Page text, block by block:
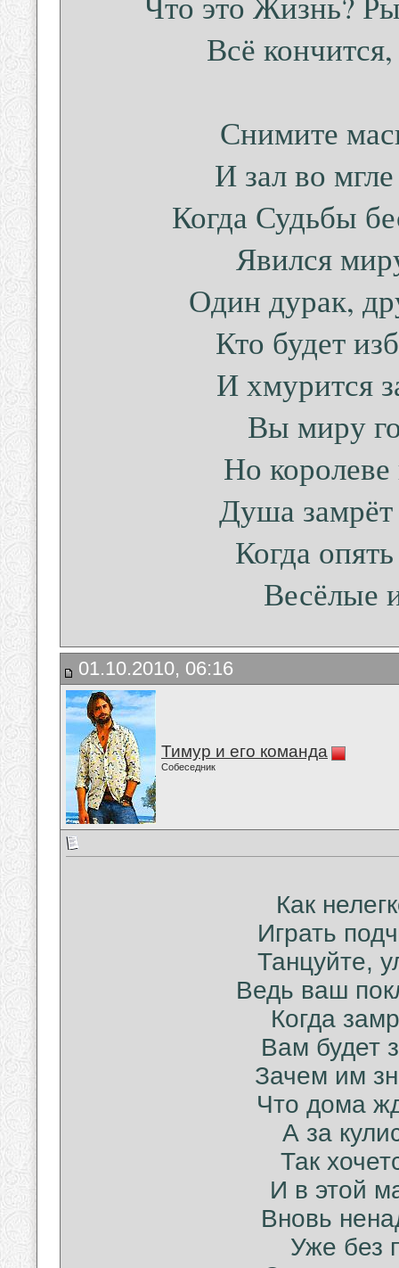
Всё
Снимите
И зал во
Когда Судьбы
Явился
Один дурак,
Кто будет
И хмурится
Вы миру
Но
Душа замрёт
Когда
Весёлые
01.10.2010, 06:16
Тимур и его команда
Собеседник
Как
Играть
Танцуйте,
Ведь ваш
Когда
Вам будет
Зачем им
Что дома
А за
Так
И в этой
Вновь
Уже без